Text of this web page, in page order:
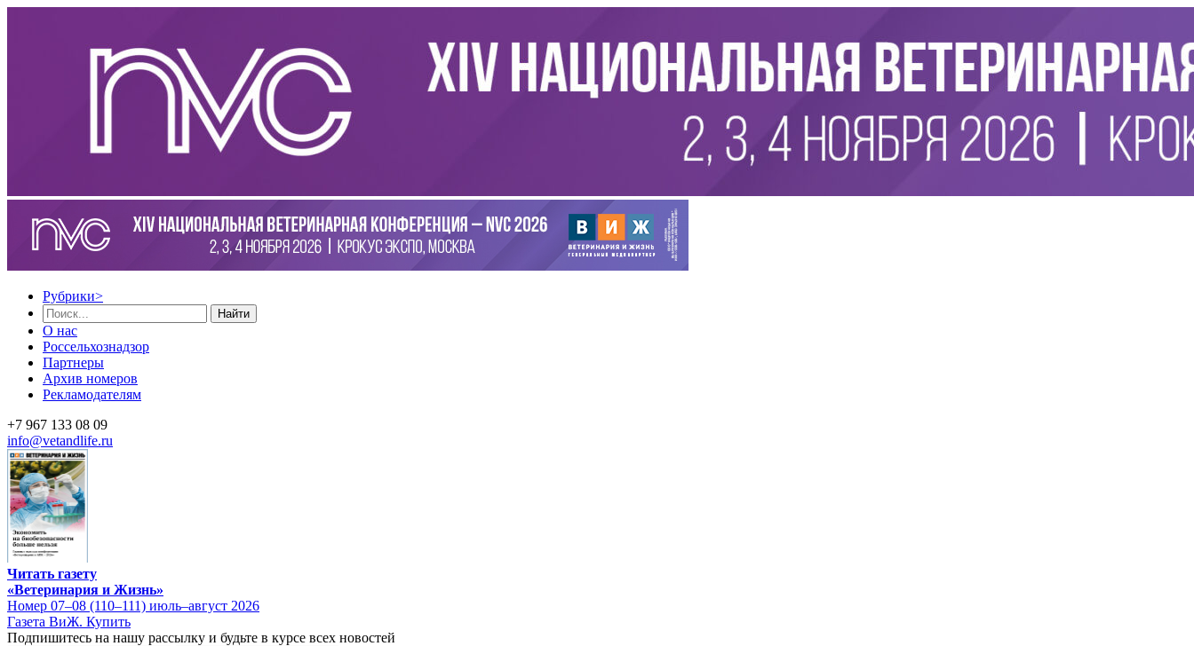
Рубрики>
Найти
О нас
Россельхознадзор
Партнеры
Архив номеров
Рекламодателям
+7 967 133 08 09
info@vetandlife.ru
Читать газету
«Ветеринария и Жизнь»
Номер 07–08 (110–111) июль–август 2026
Газета ВиЖ. Купить
Подпишитесь на нашу рассылку и будьте в курсе всех новостей